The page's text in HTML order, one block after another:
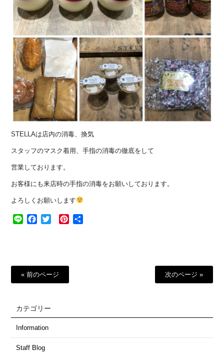
STELLAは店内の消毒、換気
スタッフのマスク着用、手指の消毒の徹底をして
営業しております。
お客様にも来店時の手指の消毒をお願いしております。
よろしくお願いします
Line Facebook
Twitter Pinterest
« 前のページ 次のページ »
カテゴリー
Information
Staff Blog